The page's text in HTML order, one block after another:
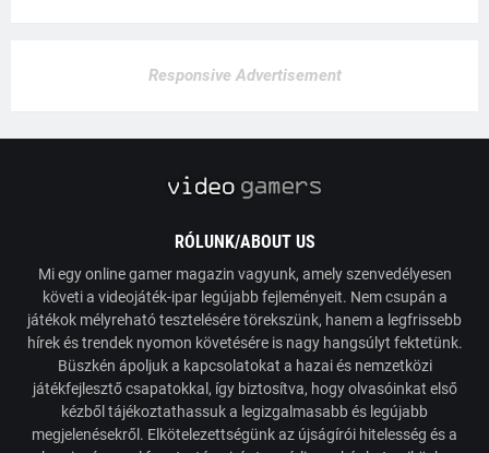
Responsive Advertisement
RÓLUNK/ABOUT US
Mi egy online gamer magazin vagyunk, amely szenvedélyesen
követi a videojáték-ipar legújabb fejleményeit. Nem csupán a
játékok mélyreható tesztelésére törekszünk, hanem a legfrissebb
hírek és trendek nyomon követésére is nagy hangsúlyt fektetünk.
Büszkén ápoljuk a kapcsolatokat a hazai és nemzetközi
játékfejlesztő csapatokkal, így biztosítva, hogy olvasóinkat első
kézből tájékoztathassuk a legizgalmasabb és legújabb
megjelenésekről. Elkötelezettségünk az újságírói hitelesség és a